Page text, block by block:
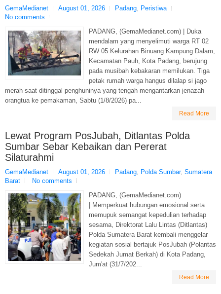
GemaMedianet August 01, 2026 Padang, Peristiwa
No comments
PADANG, (GemaMedianet.com) | Duka
mendalam yang menyelimuti warga RT 02
RW 05 Kelurahan Binuang Kampung Dalam,
Kecamatan Pauh, Kota Padang, berujung
pada musibah kebakaran memilukan. Tiga
petak rumah warga hangus dilalap si jago
merah saat ditinggal penghuninya yang tengah mengantarkan jenazah
orangtua ke pemakaman, Sabtu (1/8/2026) pa...
Read More
Lewat Program PosJubah, Ditlantas Polda
Sumbar Sebar Kebaikan dan Pererat
Silaturahmi
GemaMedianet August 01, 2026 Padang, Polda Sumbar, Sumatera
Barat
No comments
PADANG, (GemaMedianet.com)
| Memperkuat hubungan emosional serta
memupuk semangat kepedulian terhadap
sesama, Direktorat Lalu Lintas (Ditlantas)
Polda Sumatera Barat kembali menggelar
kegiatan sosial bertajuk PosJubah (Polantas
Sedekah Jumat Berkah) di Kota Padang,
Jum'at (31/7/202...
Read More